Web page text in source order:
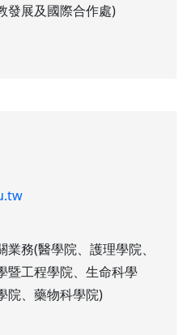
發展及國際合作處)
務(醫學院、護理學院、
暨工程學院、生命科學
院、藥物科學院)